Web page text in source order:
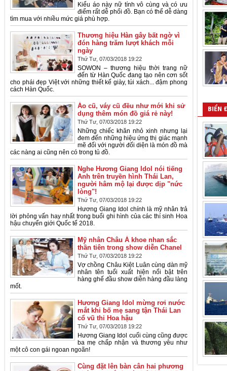
Kiểu áo này nữ tính vô cùng và có ưu
điểm rất dễ phối đồ. Bạn có thể dễ dàng
tìm mua với nhiều mức giá phù hợp.
Thương hiệu Hàn gây bất ngờ vì
đón hàng trăm lượt khách mỗi
ngày
Thứ Tư, 07/03/2018 19:22
SOWON – thương hiệu thời trang nữ
đến từ Hàn Quốc đang tạo nên cơn sốt
cho phái đẹp Việt với những thiết kế giày, túi xách... đậm phong
cách Hàn Quốc.
Áo cũ, váy cũ đều như mới khi sử
dụng thêm món đồ giá rẻ này!
Thứ Tư, 07/03/2018 19:22
Những chiếc khăn nhỏ xinh nhưng lại
đem đến những hiệu ứng thị giác mạnh
mẽ đối với người đối diện là món đồ mà
các nàng ai cũng nên có trong tủ đồ.
Nghe Hương Giang Idol nói tiếng
Anh trên truyền hình Thái Lan,
người hâm mộ lại được dịp "nức
lòng"!
Thứ Tư, 07/03/2018 19:22
Hương Giang Idol chính là mỹ nhân trả
lời phỏng vấn hay nhất trong buổi ghi hình của các thí sinh Hoa
hậu chuyển giới Quốc tế 2018.
Mỹ nhân Châu Á khoe nhan sắc
thần tiên trong show diễn Chanel
Thứ Tư, 07/03/2018 19:22
Vợ chồng Châu Kiệt Luân cùng dàn mỹ
nhân tên tuổi xuất hiện nổi bật trên
hàng ghế đầu show diễn hàng đầu làng
mốt.
Hương Giang Idol mừng rơi nước
mắt khi bố mẹ sang tận Thái Lan
cổ vũ thi Hoa hậu
Thứ Tư, 07/03/2018 19:22
Hương Giang Idol cuối cùng cũng được
ba mẹ chấp nhận và thương yêu như
một cô con gái ngoan ngoãn!
Cùng đặt lên bàn cân hai phương
BIỂN